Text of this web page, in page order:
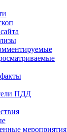
ПДД
мероприятия